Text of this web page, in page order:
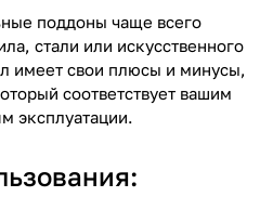
поддоны чаще всего
стали или искусственного
имеет свои плюсы и минусы,
соответствует вашим
эксплуатации.